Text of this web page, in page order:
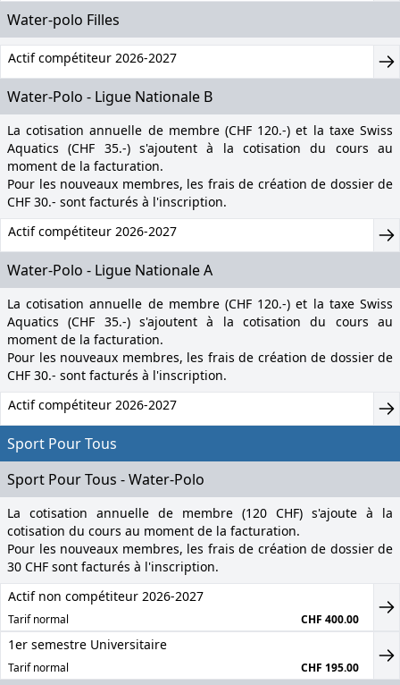
Water-polo Filles
Actif compétiteur 2026-2027
Water-Polo - Ligue Nationale B
La cotisation annuelle de membre (CHF 120.-) et la taxe Swiss
Aquatics (CHF 35.-) s'ajoutent à la cotisation du cours au
moment de la facturation.
Pour les nouveaux membres, les frais de création de dossier de
CHF 30.- sont facturés à l'inscription.
Actif compétiteur 2026-2027
Water-Polo - Ligue Nationale A
La cotisation annuelle de membre (CHF 120.-) et la taxe Swiss
Aquatics (CHF 35.-) s'ajoutent à la cotisation du cours au
moment de la facturation.
Pour les nouveaux membres, les frais de création de dossier de
CHF 30.- sont facturés à l'inscription.
Actif compétiteur 2026-2027
Sport Pour Tous
Sport Pour Tous - Water-Polo
La cotisation annuelle de membre (120 CHF) s'ajoute à la
cotisation du cours au moment de la facturation.
Pour les nouveaux membres, les frais de création de dossier de
30 CHF sont facturés à l'inscription.
Actif non compétiteur 2026-2027
Tarif normal CHF 400.00
1er semestre Universitaire
Tarif normal CHF 195.00